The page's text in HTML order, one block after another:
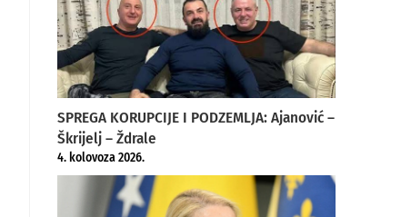
SPREGA KORUPCIJE I PODZEMLJA: Ajanović –
Škrijelj – Ždrale
4. kolovoza 2026.